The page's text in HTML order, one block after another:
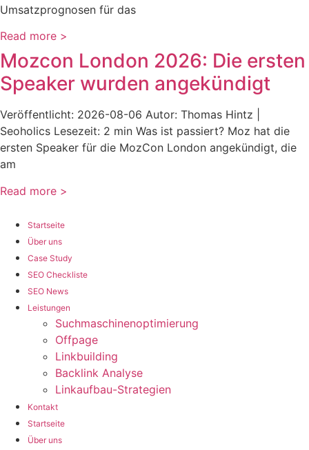
Umsatzprognosen für das
Read more >
Mozcon London 2026: Die ersten
Speaker wurden angekündigt
Veröffentlicht: 2026-08-06 Autor: Thomas Hintz |
Seoholics Lesezeit: 2 min Was ist passiert? Moz hat die
ersten Speaker für die MozCon London angekündigt, die
am
Read more >
Startseite
Über uns
Case Study
SEO Checkliste
SEO News
Leistungen
Suchmaschinenoptimierung
Offpage
Linkbuilding
Backlink Analyse
Linkaufbau-Strategien
Kontakt
Startseite
Über uns